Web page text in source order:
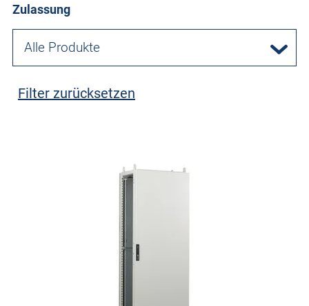
Zulassung
Alle Produkte
Filter zurücksetzen